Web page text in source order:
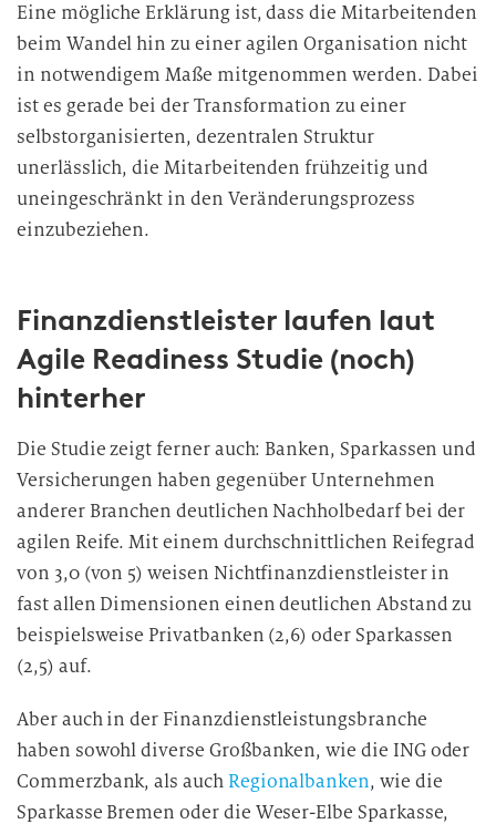
Eine mögliche Erklärung ist, dass die Mitarbeitenden
beim Wandel hin zu einer agilen Organisation nicht
in notwendigem Maße mitgenommen werden. Dabei
ist es gerade bei der Transformation zu einer
selbstorganisierten, dezentralen Struktur
unerlässlich, die Mitarbeitenden frühzeitig und
uneingeschränkt in den Veränderungsprozess
einzubeziehen.
Finanzdienstleister laufen laut
Agile Readiness Studie (noch)
hinterher
Die Studie zeigt ferner auch: Banken, Sparkassen und
Versicherungen haben gegenüber Unternehmen
anderer Branchen deutlichen Nachholbedarf bei der
agilen Reife. Mit einem durchschnittlichen Reifegrad
von 3,0 (von 5) weisen Nichtfinanzdienstleister in
fast allen Dimensionen einen deutlichen Abstand zu
beispielsweise Privatbanken (2,6) oder Sparkassen
(2,5) auf.
Aber auch in der Finanzdienstleistungsbranche
haben sowohl diverse Großbanken, wie die ING oder
Commerzbank, als auchRegionalbanken, wie die
Sparkasse Bremen oder die Weser-Elbe Sparkasse,